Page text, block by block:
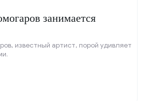
занимается
известный артист, порой удивляет